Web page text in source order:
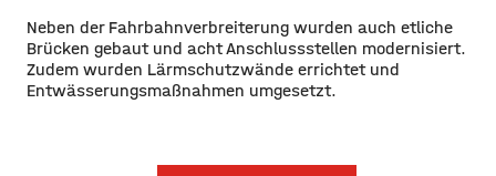
Neben der Fahrbahnverbreiterung wurden auch etliche
Brücken gebaut und acht Anschlussstellen modernisiert.
Zudem wurden Lärmschutzwände errichtet und
Entwässerungsmaßnahmen umgesetzt.